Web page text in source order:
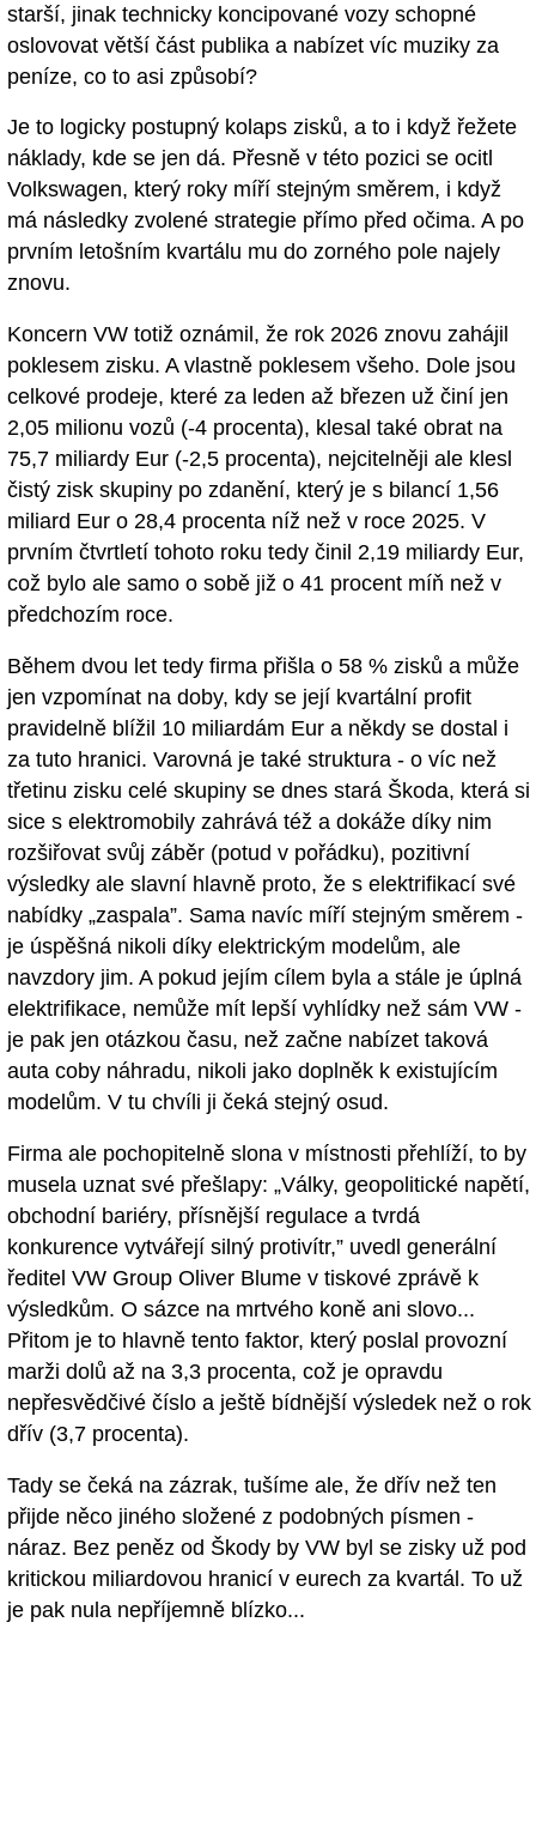
starší, jinak technicky koncipované vozy schopné
oslovovat větší část publika a nabízet víc muziky za
peníze, co to asi způsobí?
Je to logicky postupný kolaps zisků, a to i když řežete
náklady, kde se jen dá. Přesně v této pozici se ocitl
Volkswagen, který roky míří stejným směrem, i když
má následky zvolené strategie přímo před očima. A po
prvním letošním kvartálu mu do zorného pole najely
znovu.
Koncern VW totiž oznámil, že rok 2026 znovu zahájil
poklesem zisku. A vlastně poklesem všeho. Dole jsou
celkové prodeje, které za leden až březen už činí jen
2,05 milionu vozů (-4 procenta), klesal také obrat na
75,7 miliardy Eur (-2,5 procenta), nejcitelněji ale klesl
čistý zisk skupiny po zdanění, který je s bilancí 1,56
miliard Eur o 28,4 procenta níž než v roce 2025. V
prvním čtvrtletí tohoto roku tedy činil 2,19 miliardy Eur,
což bylo ale samo o sobě již o 41 procent míň než v
předchozím roce.
Během dvou let tedy firma přišla o 58 % zisků a může
jen vzpomínat na doby, kdy se její kvartální profit
pravidelně blížil 10 miliardám Eur a někdy se dostal i
za tuto hranici. Varovná je také struktura - o víc než
třetinu zisku celé skupiny se dnes stará Škoda, která si
sice s elektromobily zahrává též a dokáže díky nim
rozšiřovat svůj záběr (potud v pořádku), pozitivní
výsledky ale slavní hlavně proto, že s elektrifikací své
nabídky „zaspala”. Sama navíc míří stejným směrem -
je úspěšná nikoli díky elektrickým modelům, ale
navzdory jim. A pokud jejím cílem byla a stále je úplná
elektrifikace, nemůže mít lepší vyhlídky než sám VW -
je pak jen otázkou času, než začne nabízet taková
auta coby náhradu, nikoli jako doplněk k existujícím
modelům. V tu chvíli ji čeká stejný osud.
Firma ale pochopitelně slona v místnosti přehlíží, to by
musela uznat své přešlapy: „Války, geopolitické napětí,
obchodní bariéry, přísnější regulace a tvrdá
konkurence vytvářejí silný protivítr,” uvedl generální
ředitel VW Group Oliver Blume v tiskové zprávě k
výsledkům. O sázce na mrtvého koně ani slovo...
Přitom je to hlavně tento faktor, který poslal provozní
marži dolů až na 3,3 procenta, což je opravdu
nepřesvědčivé číslo a ještě bídnější výsledek než o rok
dřív (3,7 procenta).
Tady se čeká na zázrak, tušíme ale, že dřív než ten
přijde něco jiného složené z podobných písmen -
náraz. Bez peněz od Škody by VW byl se zisky už pod
kritickou miliardovou hranicí v eurech za kvartál. To už
je pak nula nepříjemně blízko...